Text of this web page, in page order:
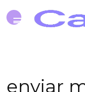
enviar